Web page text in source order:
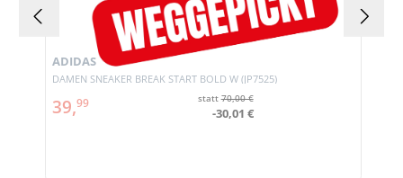
DAMEN SNEAKER BREAK START BOLD W (JP7525)
ADIDAS
39,99 statt70,00 €
-30,01 €